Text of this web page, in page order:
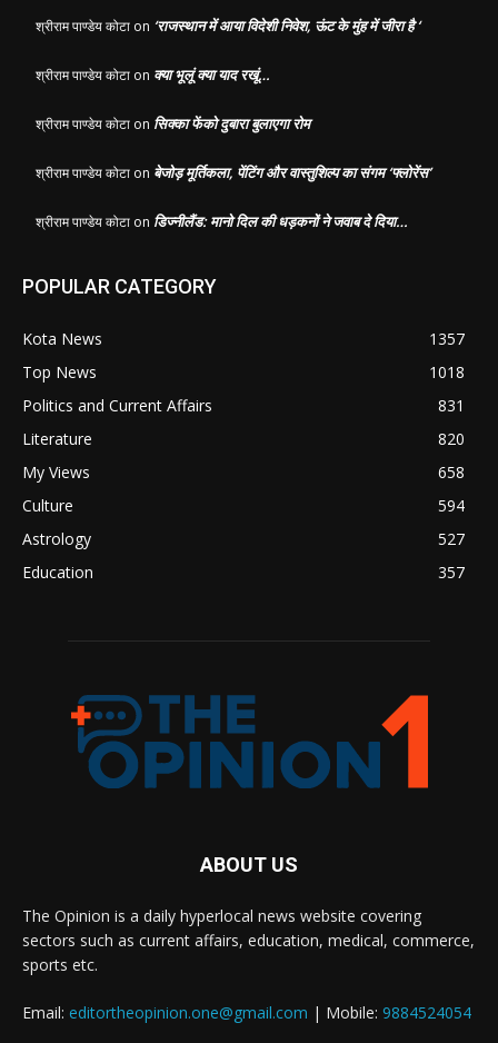
श्रीराम पाण्डेय कोटा on ‘राजस्थान में आया विदेशी निवेश, ऊंट के मुंह में जीरा है ‘
श्रीराम पाण्डेय कोटा on क्या भूलूं क्या याद रखूं…
श्रीराम पाण्डेय कोटा on सिक्का फेंको दुबारा बुलाएगा रोम
श्रीराम पाण्डेय कोटा on बेजोड़ मूर्तिकला, पेंटिंग और वास्तुशिल्प का संगम ‘फ्लोरेंस’
श्रीराम पाण्डेय कोटा on डिज्नीलैंड: मानो दिल की धड़कनों ने जवाब दे दिया…
POPULAR CATEGORY
Kota News
1357
Top News
1018
Politics and Current Affairs
831
Literature
820
My Views
658
Culture
594
Astrology
527
Education
357
ABOUT US
The Opinion is a daily hyperlocal news website covering
sectors such as current affairs, education, medical, commerce,
sports etc.
Email: editortheopinion.one@gmail.com | Mobile: 9884524054